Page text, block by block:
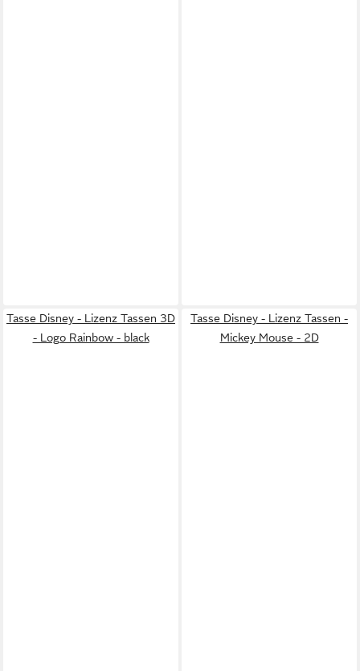
Tasse Disney - Lizenz Tassen 3D
- Logo Rainbow - black
Tasse Disney - Lizenz Tassen -
Mickey Mouse - 2D